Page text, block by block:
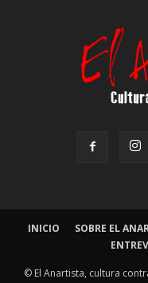
INICIO SOBRE EL
© El Anartista, cultura